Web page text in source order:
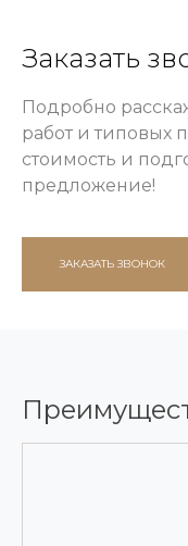
Заказать
Подробно
работ и типовых
стоимость и
предложение!
ЗАКАЗАТЬ ЗВОНОК